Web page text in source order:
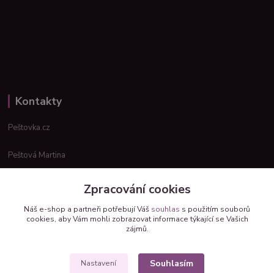
Kontakty
Peštovka.cz
Peštová Martina
Upravit sběr cookies.
Zpracování cookies
Náš e-shop a partneři potřebují Váš souhlas s použitím souborů
cookies, aby Vám mohli zobrazovat informace týkající se Vašich
zájmů.
Nastavení Souhlasím